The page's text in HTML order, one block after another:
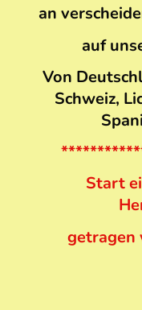
an
auf
Von
Schweiz,
Start
getragen